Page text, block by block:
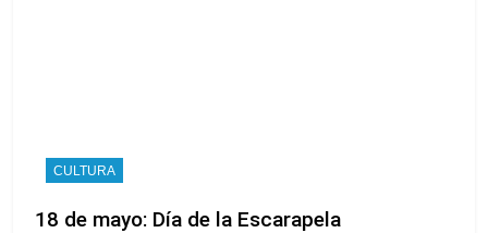
CULTURA
18 de mayo: Día de la Escarapela